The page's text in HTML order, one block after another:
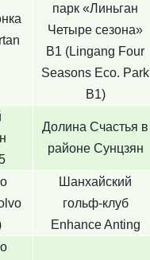
парк «Линьган
Четыре сезона»
B1 (Lingang Four
Seasons Eco. Park
B1)
Долина Счастья в
районе Сунцзян
Шанхайский
гольф-клуб
Enhance Anting